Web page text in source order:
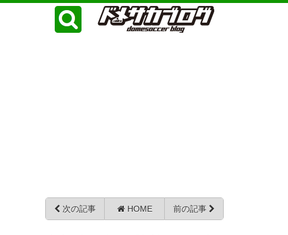
次の記事 HOME 前の記事